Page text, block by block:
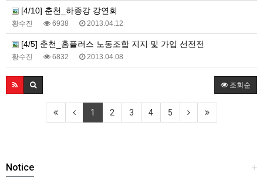
[4/10] 춘천_하종강 강연회
황수진 6938 2013.04.12
[4/5] 춘천_홈플러스 노동조합 지지 및 가입 선전전
황수진 6832 2013.04.08
조회순
1 2 3 4 5
+
Notice